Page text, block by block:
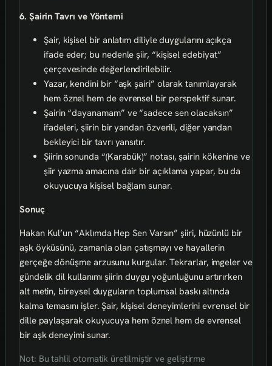
6. Şairin Tavrı ve Yöntemi
Şair, kişisel bir anlatım diliyle duygularını açıkça
ifade eder; bu nedenle şiir, “kişisel edebiyat”
çerçevesinde değerlendirilebilir.
Yazar, kendini bir “aşk şairi” olarak tanımlayarak
hem öznel hem de evrensel bir perspektif sunar.
Şairin “dayanamam” ve “sadece sen olacaksın”
ifadeleri, şiirin bir yandan özverili, diğer yandan
bekleyici bir tavrı yansıtır.
Şiirin sonunda “(Karabük)” notası, şairin kökenine ve
şiir yazma amacına dair bir açıklama yapar, bu da
okuyucuya kişisel bağlam sunar.
Sonuç
Hakan Kul’un “Aklımda Hep Sen Varsın” şiiri, hüzünlü bir
aşk öyküsünü, zamanla olan çatışmayı ve hayallerin
gerçeğe dönüşme arzusunu kurgular. Tekrarlar, imgeler ve
gündelik dil kullanımı şiirin duygu yoğunluğunu artırırken
alt metin, bireysel duyguların toplumsal baskı altında
kalma temasını işler. Şair, kişisel deneyimlerini evrensel bir
dille paylaşarak okuyucuya hem öznel hem de evrensel
bir aşk deneyimi sunar.
Not: Bu tahlil otomatik üretilmiştir ve geliştirme